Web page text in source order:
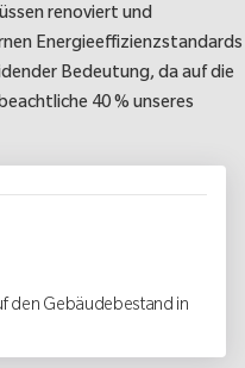
renoviert und
Energieeffizienzstandards
Bedeutung, da auf die
40 % unseres
den Gebäudebestand in